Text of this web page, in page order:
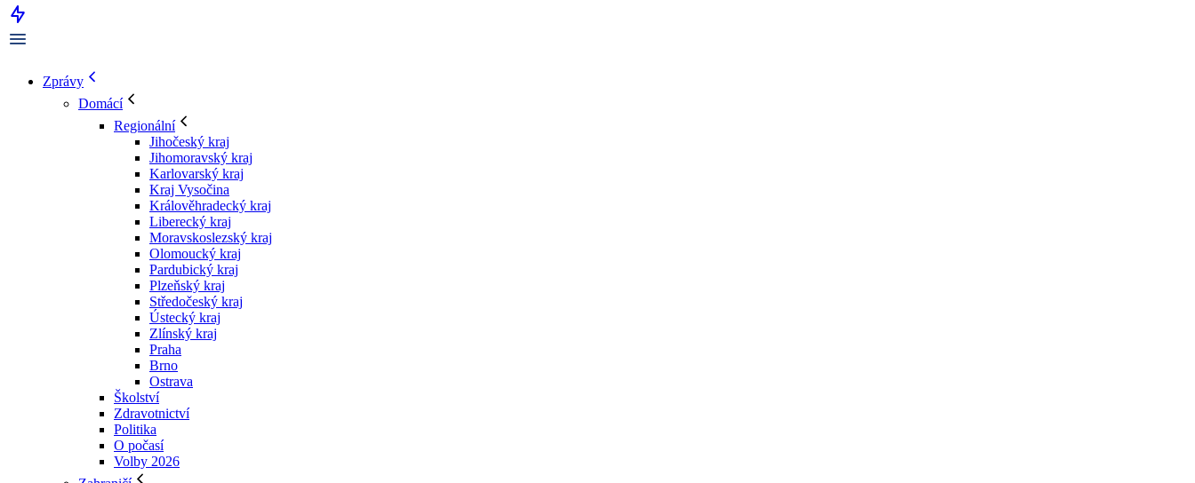
Zprávy
Domácí
Regionální
Jihočeský kraj
Jihomoravský kraj
Karlovarský kraj
Kraj Vysočina
Králověhradecký kraj
Liberecký kraj
Moravskoslezský kraj
Olomoucký kraj
Pardubický kraj
Plzeňský kraj
Středočeský kraj
Ústecký kraj
Zlínský kraj
Praha
Brno
Ostrava
Školství
Zdravotnictví
Politika
O počasí
Volby 2026